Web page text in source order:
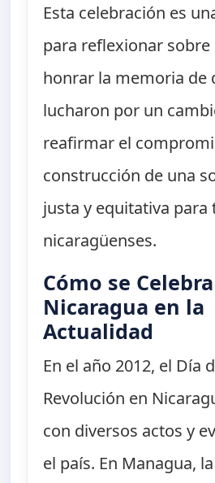
Esta celebración es
para reflexionar sobre
honrar la memoria de
lucharon por un
reafirmar el
construcción de una
justa y equitativa para
nicaragüenses.
Cómo se
Nicaragua en la
Actualidad
En el año 2012, el Día
Revolución en
con diversos actos y
el país. En Managua,